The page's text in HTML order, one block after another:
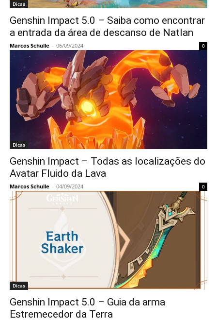
Dicas
Genshin Impact 5.0 – Saiba como encontrar
a entrada da área de descanso de Natlan
Marcos Schulle - 06/09/2024 0
Dicas
Genshin Impact – Todas as localizações do
Avatar Fluido da Lava
Marcos Schulle - 04/09/2024 0
Dicas
Genshin Impact 5.0 – Guia da arma
Estremecedor da Terra